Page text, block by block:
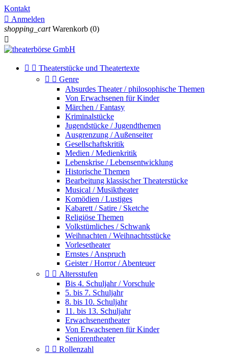
Kontakt
 Anmelden
shopping_cart Warenkorb (0)

  Theaterstücke und Theatertexte
  Genre
Absurdes Theater / philosophische Themen
Von Erwachsenen für Kinder
Märchen / Fantasy
Kriminalstücke
Jugendstücke / Jugendthemen
Ausgrenzung / Außenseiter
Gesellschaftskritik
Medien / Medienkritik
Lebenskrise / Lebensentwicklung
Historische Themen
Bearbeitung klassischer Theaterstücke
Musical / Musiktheater
Komödien / Lustiges
Kabarett / Satire / Sketche
Religiöse Themen
Volkstümliches / Schwank
Weihnachten / Weihnachtsstücke
Vorlesetheater
Ernstes / Anspruch
Geister / Horror / Abenteuer
  Altersstufen
Bis 4. Schuljahr / Vorschule
5. bis 7. Schuljahr
8. bis 10. Schuljahr
11. bis 13. Schuljahr
Erwachsenentheater
Von Erwachsenen für Kinder
Seniorentheater
  Rollenzahl